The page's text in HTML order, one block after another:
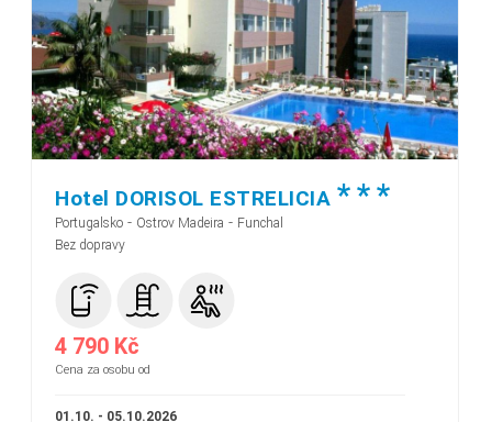
Hotel DORISOL ESTRELICIA ***
Portugalsko - Ostrov Madeira - Funchal
Bez dopravy
4 790 Kč
Cena za osobu od
01.10. - 05.10.2026